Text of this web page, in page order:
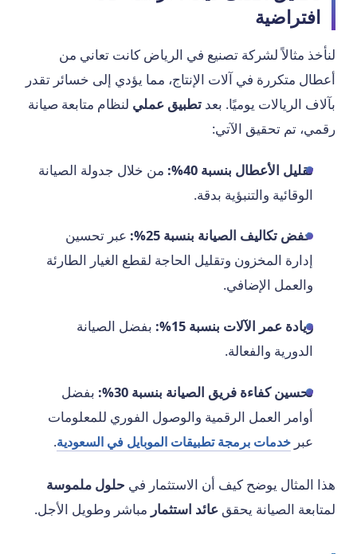
افتراضية
لنأخذ مثالاً لشركة تصنيع في الرياض كانت تعاني من
أعطال متكررة في آلات الإنتاج، مما يؤدي إلى خسائر تقدر
بآلاف الريالات يوميًا. بعد تطبيق عملي لنظام متابعة صيانة
رقمي، تم تحقيق الآتي:
تقليل الأعطال بنسبة 40%:
من خلال جدولة الصيانة
الوقائية والتنبؤية بدقة.
خفض تكاليف الصيانة بنسبة 25%:
عبر تحسين
إدارة المخزون وتقليل الحاجة لقطع الغيار الطارئة
والعمل الإضافي.
زيادة عمر الآلات بنسبة 15%:
بفضل الصيانة
الدورية والفعالة.
تحسين كفاءة فريق الصيانة بنسبة 30%:
بفضل
أوامر العمل الرقمية والوصول الفوري للمعلومات
عبرخدمات برمجة تطبيقات الموبايل في السعودية.
هذا المثال يوضح كيف أن الاستثمار في حلول ملموسة
لمتابعة الصيانة يحقق عائد استثمار مباشر وطويل الأجل.